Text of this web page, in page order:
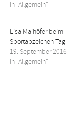
In "Allgemein"
Lisa Maihöfer beim
Sportabzeichen-Tag
19. September 2016
In "Allgemein"